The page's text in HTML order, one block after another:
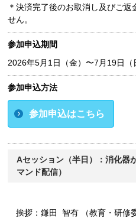
＊決済完了後のお取消し及びご
せん。
参加申込期間
2026年5⽉1⽇（⾦）〜7⽉19⽇（
参加申込方法
参加申込はこちら
Aセッション（半日）：消化器
マンド配信）
挨拶：鎌田 智有 （教育・研修